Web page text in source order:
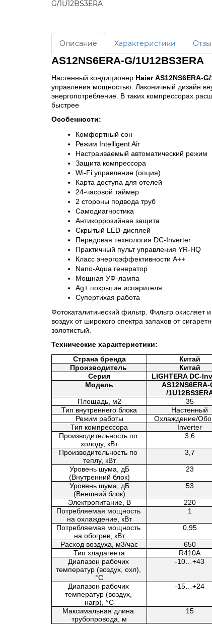
Описание Характеристики
AS12NS6ERA-G/1U12BS3ERA
Настенный кондиционер Haier AS12NS6ERA-
управления мощностью. Лаконичный дизайн
энергопотребление. В таких компрессорах
быстрее
Особенности:
Комфортный сон
Режим Intelligent Air
Настраиваемый автоматический режим
Защита компрессора
Wi-Fi управление (опция)
Карта доступа для отелей
24-часовой таймер
2 стороны подвода труб
Самодиагностика
Антикоррозийная защита
Скрытый LED-дисплей
Передовая технология DC-Inverter
Практичный пульт управления YR-HQ
Класс энергоэффективности A++
Nano-Aqua генератор
Мощная УФ-лампа
Ag+ покрытие испарителя
Супертихая работа
Фотокаталитический фильтр. Фильтр
воздух от широкого спектра запахов от
золотистый.
Технические характеристики:
Страна бренда
Китай
Производитель
Китай
Серия
LIGHTERA DC-
Модель
AS12NS6ERA-
/
Площадь, м2
35
Тип внутреннего блока
Настенный
Режим работы
Охлаждение/
Тип компрессора
Inverter
Производительность по
холоду, кВт
3,6
Производительность по
теплу, кВт
3,7
Уровень шума, дБ
(Внутренний блок)
23
Уровень шума, дБ
(Внешний блок)
53
Электропитание, В
220
Потребляемая мощность
на охлаждение, кВт
1
Потребляемая мощность
на обогрев, кВт
0,95
Расход воздуха, м3/час
650
Тип хладагента
R410A
Диапазон рабочих
температур (воздух, охл),
°C
-10…+43
Диапазон рабочих
температур (воздух,
нагр), °C
-15…+24
Максимальная длина
трубопровода, м
15